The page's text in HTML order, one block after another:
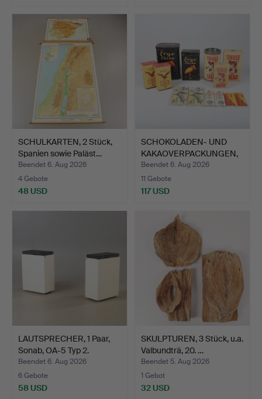
SCHULKARTEN, 2 Stück,
Spanien sowie Paläst…
Beendet 6. Aug 2026
4 Gebote
48 USD
SCHOKOLADEN- UND
KAKAOVERPACKUNGEN,
13 Stü…
Beendet 6. Aug 2026
11 Gebote
117 USD
LAUTSPRECHER, 1 Paar,
Sonab, OA-5 Typ 2.
Beendet 6. Aug 2026
6 Gebote
58 USD
SKULPTUREN, 3 Stück, u.a.
Valbundträ, 20. …
Beendet 5. Aug 2026
1 Gebot
32 USD